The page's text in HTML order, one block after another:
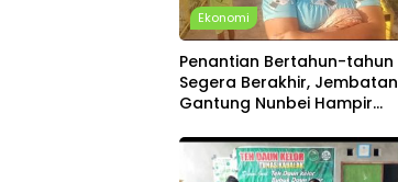
Ekonomi
Penantian Bertahun-tahun
Segera Berakhir, Jembatan
Gantung Nunbei Hampir
Melintas